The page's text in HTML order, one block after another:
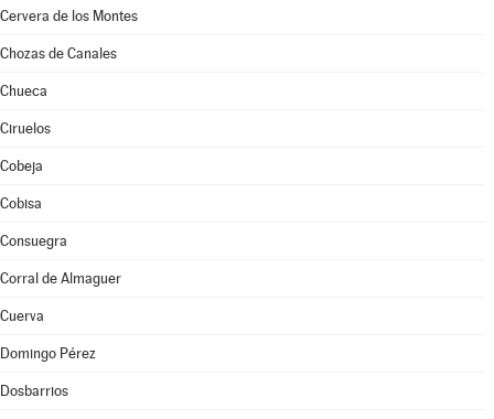
Cervera de los Montes
Chozas de Canales
Chueca
Ciruelos
Cobeja
Cobisa
Consuegra
Corral de Almaguer
Cuerva
Domingo Pérez
Dosbarrios